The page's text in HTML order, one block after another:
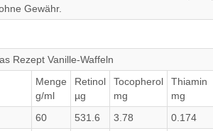
Gewähr.
Rezept Vanille-Waffeln
Menge
g/ml
Retinol
µg
Tocopherol
mg
Thiamin
mg
60 531.6 3.78 0.174